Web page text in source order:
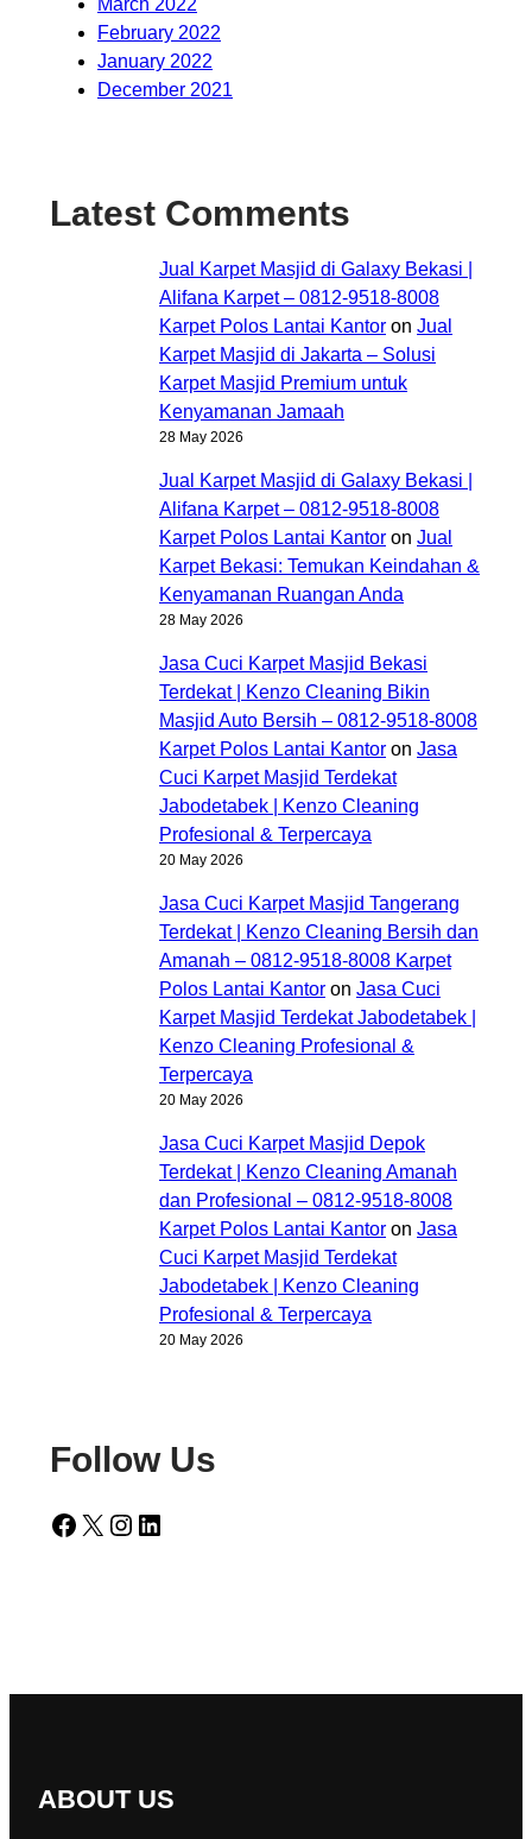
February 2022
January 2022
December 2021
Latest Comments
Jual Karpet Masjid di Galaxy Bekasi |
Alifana Karpet – 0812-9518-8008
Karpet Polos Lantai Kantor on Jual
Karpet Masjid di Jakarta – Solusi
Karpet Masjid Premium untuk
Kenyamanan Jamaah
28 May 2026
Jual Karpet Masjid di Galaxy Bekasi |
Alifana Karpet – 0812-9518-8008
Karpet Polos Lantai Kantor on Jual
Karpet Bekasi: Temukan Keindahan &
Kenyamanan Ruangan Anda
28 May 2026
Jasa Cuci Karpet Masjid Bekasi
Terdekat | Kenzo Cleaning Bikin
Masjid Auto Bersih – 0812-9518-8008
Karpet Polos Lantai Kantor on Jasa
Cuci Karpet Masjid Terdekat
Jabodetabek | Kenzo Cleaning
Profesional & Terpercaya
20 May 2026
Jasa Cuci Karpet Masjid Tangerang
Terdekat | Kenzo Cleaning Bersih dan
Amanah – 0812-9518-8008 Karpet
Polos Lantai Kantor on Jasa Cuci
Karpet Masjid Terdekat Jabodetabek |
Kenzo Cleaning Profesional &
Terpercaya
20 May 2026
Jasa Cuci Karpet Masjid Depok
Terdekat | Kenzo Cleaning Amanah
dan Profesional – 0812-9518-8008
Karpet Polos Lantai Kantor on Jasa
Cuci Karpet Masjid Terdekat
Jabodetabek | Kenzo Cleaning
Profesional & Terpercaya
20 May 2026
Follow Us
Facebook X Instagram LinkedIn
ABOUT US